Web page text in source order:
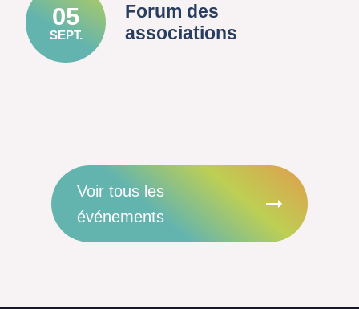
05
SEPT.
Forum des
associations
Voir tous les
événements